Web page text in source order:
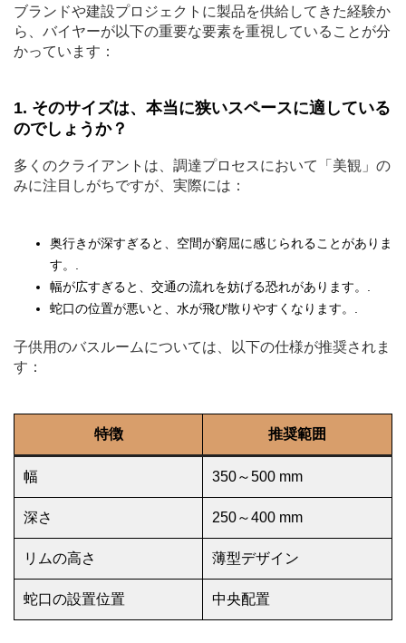
ブランドや建設プロジェクトに製品を供給してきた経験か
ら、バイヤーが以下の重要な要素を重視していることが分
かっています：
1. そのサイズは、本当に狭いスペースに適している
のでしょうか？
多くのクライアントは、調達プロセスにおいて「美観」の
みに注目しがちですが、実際には：
奥行きが深すぎると、空間が窮屈に感じられることがありま
す。.
幅が広すぎると、交通の流れを妨げる恐れがあります。.
蛇口の位置が悪いと、水が飛び散りやすくなります。.
子供用のバスルームについては、以下の仕様が推奨されま
す：
特徴 推奨範囲
幅 350～500 mm
深さ 250～400 mm
リムの高さ 薄型デザイン
蛇口の設置位置 中央配置